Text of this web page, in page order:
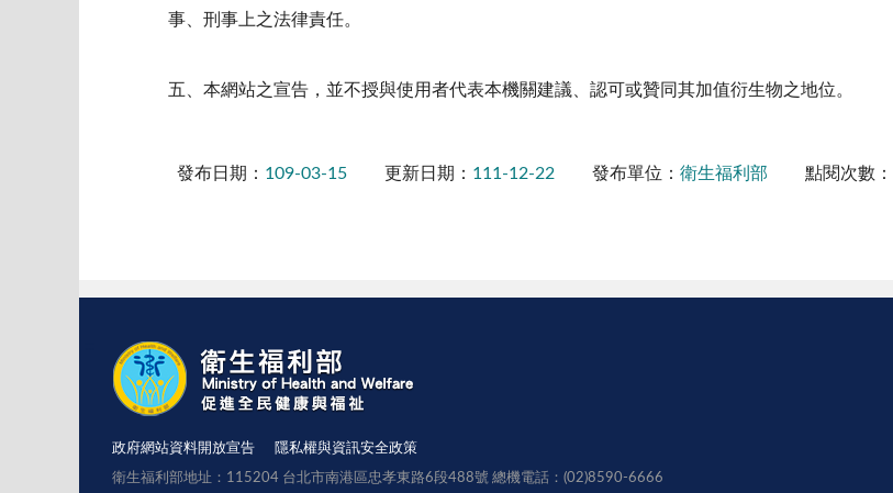
事、刑事上之法律責任。
五、本網站之宣告，並不授與使用者代表本機關建議、認可或贊同其加值衍生物之地位。
發布日期： 109-03-15 更新日期： 111-12-22 發布單位： 衛生福利部 點閱次數：
政府網站資料開放宣告 隱私權與資訊安全政策
衛生福利部地址：115204 台北市南港區忠孝東路6段488號 總機電話：(02)8590-6666